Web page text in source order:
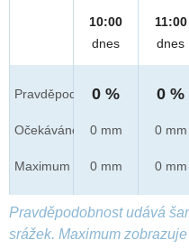
Pravděpod.
Očekáváno
Maximum
10:00
dnes
0 %
0 mm
0 mm
11:00
dnes
0 %
0 mm
0 mm
Pravděpodobnost udává
srážek. Maximum